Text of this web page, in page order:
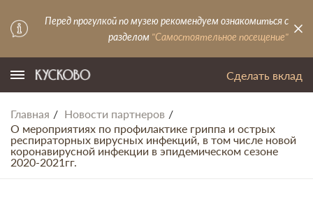
Перед прогулкой по музею рекомендуем ознакомиться с
разделом "Самостоятельное посещение"
Сделать вклад
Главная
Новости партнеров
О мероприятиях по профилактике гриппа и острых
респираторных вирусных инфекций, в том числе новой
коронавирусной инфекции в эпидемическом сезоне
2020-2021гг.